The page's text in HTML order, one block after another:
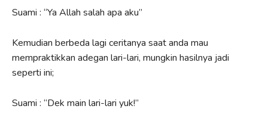
Suami : “Ya Allah salah apa aku”
Kemudian berbeda lagi ceritanya saat anda mau
mempraktikkan adegan lari-lari, mungkin hasilnya jadi
seperti ini;
Suami : “Dek main lari-lari yuk!”